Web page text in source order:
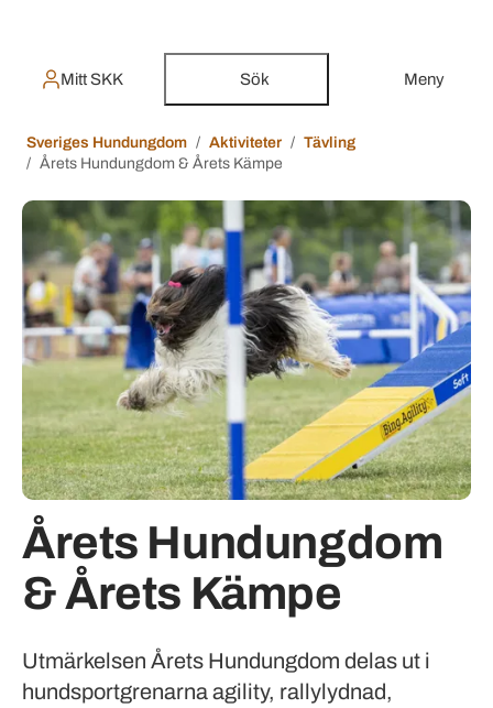
Mitt SKK Sök Meny
Sveriges Hundungdom Aktiviteter
Tävling
Årets Hundungdom & Årets Kämpe
Årets Hundungdom
& Årets Kämpe
Utmärkelsen Årets Hundungdom delas ut i
hundsportgrenarna agility, rallylydnad,